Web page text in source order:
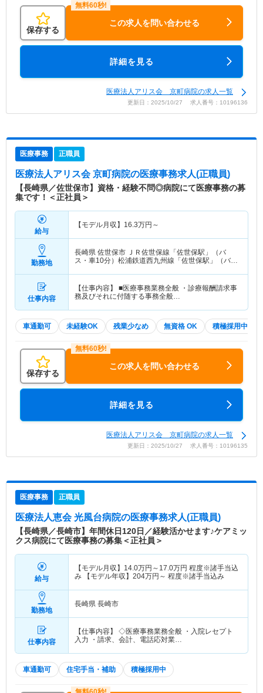
保存する
この求人を問い合わせる
詳細を見る
医療法人アリス会 京町病院の求人一覧
更新日：2025/10/27 求人番号：10196136
医療事務 正職員
医療法人アリス会 京町病院の医療事務求人(正職員)
【長崎県／佐世保市】資格・経験不問◎病院にて医療事務の募
集です！＜正社員＞
給与
【モデル月収】 16.3万円～
勤務地
長崎県 佐世保市 ＪＲ佐世保線「佐世保駅」（バ
ス・車10分）松浦鉄道西九州線「佐世保駅」（バ
仕事内容
【仕事内容】 ■医療事務業務全般 ・診療報酬請求事
務及びそれに付随する事務全般…
車通勤可 未経験OK 残業少なめ 無資格 OK 積極採用中
保存する
この求人を問い合わせる
詳細を見る
医療法人アリス会 京町病院の求人一覧
更新日：2025/10/27 求人番号：10196135
医療事務 正職員
医療法人恵会 光風台病院の医療事務求人(正職員)
【長崎県／長崎市】年間休日120日／経験活かせます♪ケアミッ
クス病院にて医療事務の募集＜正社員＞
給与
【モデル月収】 14.0万円～ 17.0万円 程度※諸手当込
み 【モデル年収】 204万円～ 程度※諸手当込み
勤務地
長崎県 長崎市
仕事内容
【仕事内容】 ◇医療事務業務全般 ・入院レセプト
入力 ・請求、会計、電話応対業…
車通勤可 住宅手当・補助 積極採用中